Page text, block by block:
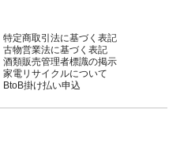
特定商取引法に基づく表記
古物営業法に基づく表記
酒類販売管理者標識の掲示
家電リサイクルについて
BtoB掛け払い申込